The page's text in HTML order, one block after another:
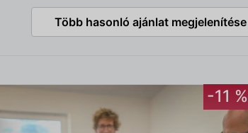
Több hasonló ajánlat megjelenítése
-11 %